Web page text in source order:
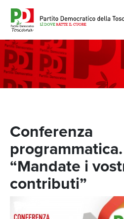
Conferenza
“Mandate i
contributi”